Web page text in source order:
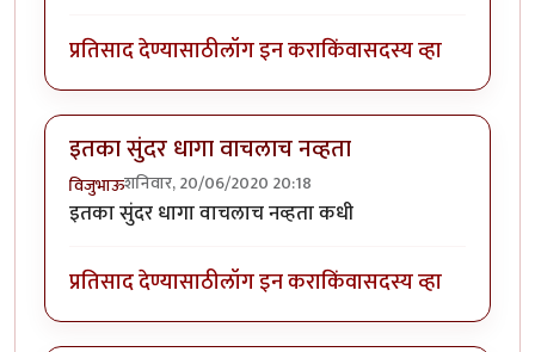
प्रतिसाद देण्यासाठीलॉग इन कराकिंवासदस्य व्हा
इतका सुंदर धागा वाचलाच नव्हता
विजुभाऊशनिवार, 20/06/2020 20:18
इतका सुंदर धागा वाचलाच नव्हता कधी
प्रतिसाद देण्यासाठीलॉग इन कराकिंवासदस्य व्हा